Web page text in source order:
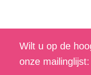
Wilt u op de
onze mailinglijst: